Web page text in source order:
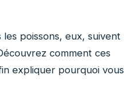
poissons, eux, suivent
comment ces
expliquer pourquoi vous